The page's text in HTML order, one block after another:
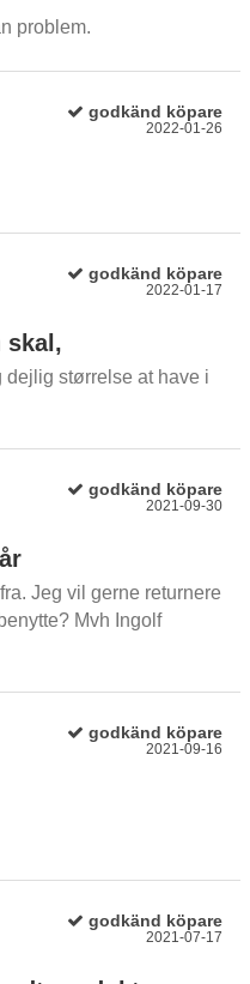
problem.
godkänd köpare
2022-01-26
godkänd köpare
2022-01-17
skal,
størrelse at have i
godkänd köpare
2021-09-30
Jeg vil gerne returnere
Mvh Ingolf
godkänd köpare
2021-09-16
godkänd köpare
2021-07-17